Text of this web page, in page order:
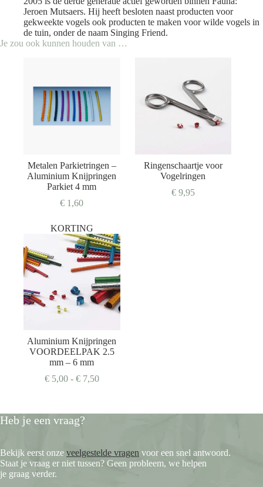
Jeroen Mutsaers. Hij heeft besloten naast producten voor
gekweekte vogels ook producten te maken voor wilde vogels in
de tuin, onder de naam Singing Friend.
Je zou ook kunnen houden van …
Metalen Parkietringen –
Aluminium Knijpringen
Parkiet 4 mm
€ 1,60
Ringenschaartje voor
Vogelringen
€9,95
KORTING
Aluminium Knijpringen
VOORDEELPAK 2.5
mm – 6 mm
€5,00 - €7,50Prijsklasse:
Heb je een vraag?
Bekijk eerst onze veelgestelde vragen voor een snel antwoord.
Staat je vraag er niet tussen? Geen probleem, we helpen
je graag verder.